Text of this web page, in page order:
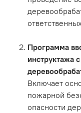
Программа
инструктажа
Включает
пожарной
опасности